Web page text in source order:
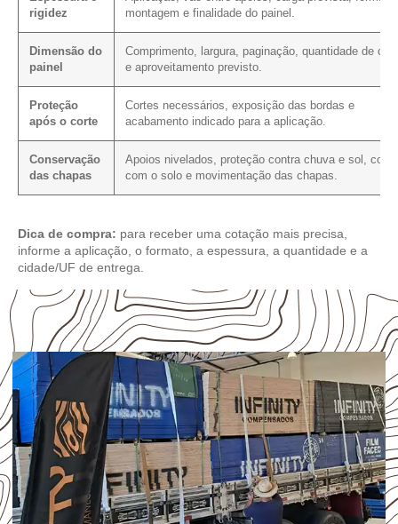
rigidez
montagem e finalidade do painel.
Dimensão do
painel
Comprimento, largura, paginação, quantidade de
e aproveitamento previsto.
Proteção
após o corte
Cortes necessários, exposição das bordas e
acabamento indicado para a aplicação.
Conservação
das chapas
Apoios nivelados, proteção contra chuva e sol,
com o solo e movimentação das chapas.
Dica de compra: para receber uma cotação mais precisa,
informe a aplicação, o formato, a espessura, a quantidade e a
cidade/UF de entrega.